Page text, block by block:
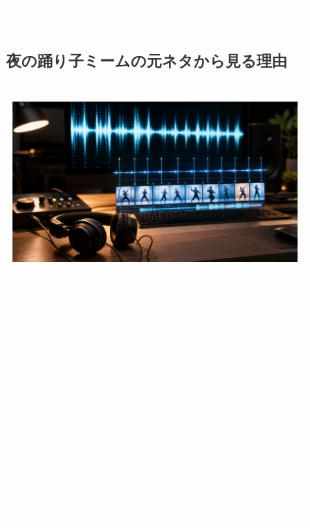
夜の踊り子ミームの元ネタから見る理由